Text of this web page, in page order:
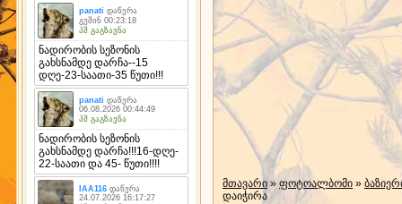
მთავარი » ფოტოალბომი »
დაიჭირა